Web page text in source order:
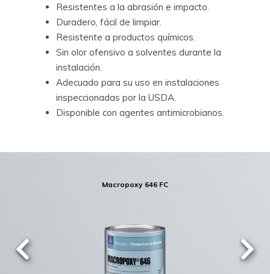
Resistentes a la abrasión e impacto.
Duradero, fácil de limpiar.
Resistente a productos químicos.
Sin olor ofensivo a solventes durante la
instalación.
Adecuado para su uso en instalaciones
inspeccionadas por la USDA.
Disponible con agentes antimicrobianos.
Macropoxy 646 FC